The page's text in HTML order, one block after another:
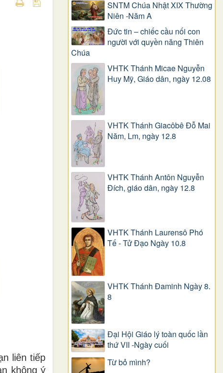
liên tiếp
không ý
SNTM Chúa Nhật XIX Thường
Niên -Năm A
Đức tin – chiếc cầu nối con
người với quyền năng Thiên
Chúa
VHTK Thánh Micae Nguyễn
Huy Mỹ, Giáo dân, ngày 12.08
VHTK Thánh Giacôbê Ðỗ Mai
Năm, Lm, ngày 12.8
VHTK Thánh Antôn Nguyễn
Ðích, giáo dân, ngày 12.8
VHTK Thánh Laurensô Phó
Tế - Tử Đạo Ngày 10.8
VHTK Thánh Đaminh Ngày 8.
8
Đại Hội Giáo lý toàn quốc lần
thứ VII -Ngày cuối
Từ bỏ mình?